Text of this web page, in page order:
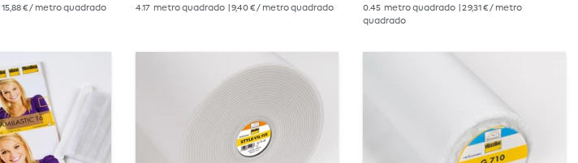
| 15,88 € / metro quadrado 4.17 metro quadrado | 9,40 € / metro quadrado 0.45 metro quadrado
| 29,31 € / metro
quadrado